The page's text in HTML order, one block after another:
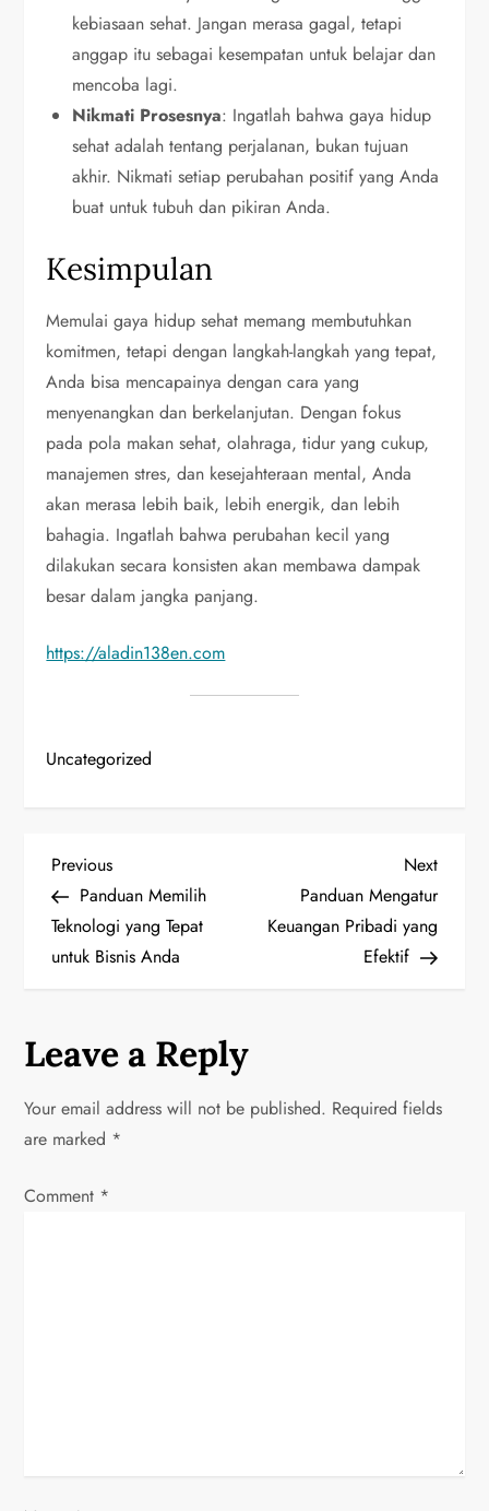
kebiasaan sehat. Jangan merasa gagal, tetapi
anggap itu sebagai kesempatan untuk belajar dan
mencoba lagi.
Nikmati Prosesnya: Ingatlah bahwa gaya hidup
sehat adalah tentang perjalanan, bukan tujuan
akhir. Nikmati setiap perubahan positif yang Anda
buat untuk tubuh dan pikiran Anda.
Kesimpulan
Memulai gaya hidup sehat memang membutuhkan
komitmen, tetapi dengan langkah-langkah yang tepat,
Anda bisa mencapainya dengan cara yang
menyenangkan dan berkelanjutan. Dengan fokus
pada pola makan sehat, olahraga, tidur yang cukup,
manajemen stres, dan kesejahteraan mental, Anda
akan merasa lebih baik, lebih energik, dan lebih
bahagia. Ingatlah bahwa perubahan kecil yang
dilakukan secara konsisten akan membawa dampak
besar dalam jangka panjang.
https://aladin138en.com
Uncategorized
P
o
s
n
a
v
i
Previous
Post
Previous
Panduan Memilih
Teknologi yang Tepat
untuk Bisnis Anda
Next
Post
Next
Panduan Mengatur
Keuangan Pribadi yang
Efektif
Leave a Reply
Your email address will not be published. Required fields
are marked *
Comment *